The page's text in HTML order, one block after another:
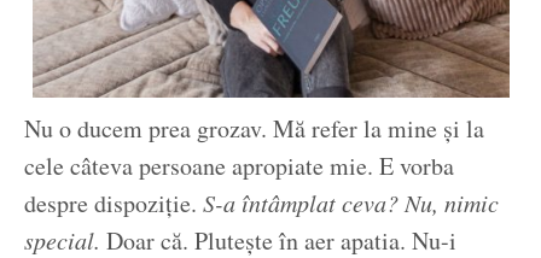
Nu o ducem prea grozav. Mă refer la mine și la
cele câteva persoane apropiate mie. E vorba
despre dispoziție. S-a întâmplat ceva? Nu, nimic
special. Doar că. Plutește în aer apatia. Nu-i